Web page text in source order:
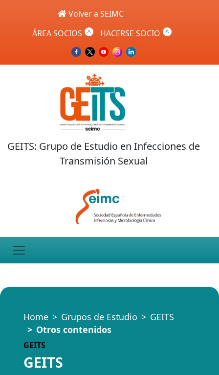
Volver a SEIMC
ÁREA SOCIOS
HACERSE SOCIO
GEITS: Grupo de Estudio en Infecciones de
Transmisión Sexual
Home Grupos de Estudio
GEITS
Otros contenidos
GEITS
GEITS